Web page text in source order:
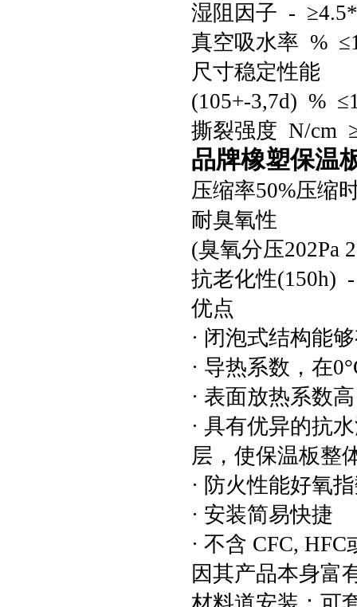
湿阻因子 -
真空吸水率 %
尺寸稳定性能
(105+-3,7d) %
撕裂强度 N/cm
品牌橡塑保温
压缩率50%压缩
耐臭氧性
(臭氧分压202Pa
抗老化性(150h)
优点
· 闭泡式结构能
· 导热系数，在
· 表面放热系数
· 具有优异的抗
层，使保温板整
· 防火性能好氧
· 安装简易快捷
· 不含 CFC,
因其产品本身富